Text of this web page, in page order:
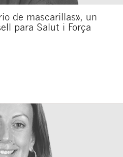
de mascarillas», un
para Salut i Força